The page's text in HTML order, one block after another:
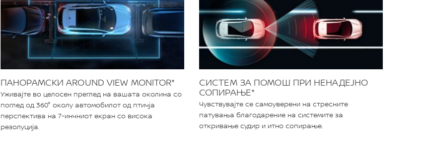
ПАНОРАМСКИ AROUND VIEW MONITOR*
Уживајте во целосен преглед на вашата околина со
поглед од 360° околу автомобилот од птичја
перспектива на 7-инчниот екран со висока
резолуција.
СИСТЕМ ЗА ПОМОШ ПРИ НЕНАДЕЈНО
СОПИРАЊЕ*
Чувствувајте се самоуверени на стресните
патувања благодарение на системите за
откривање судир и итно сопирање.